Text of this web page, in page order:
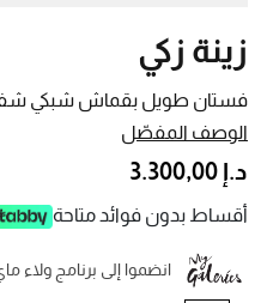
فستان طويل بقماش شبكي
زينة زكي
الوصف المفصّل
د.إ 3.300,00
أقساط بدون فوائد متاحة
انضموا إلى برنامج ولاء